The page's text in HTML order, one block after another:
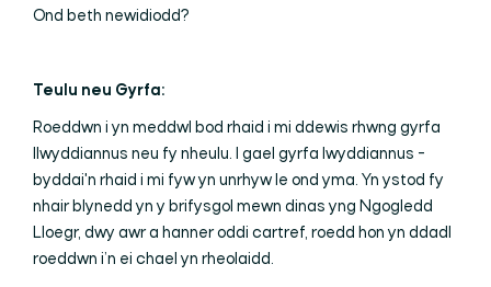
Ond beth newidiodd?
Teulu neu Gyrfa:
Roeddwn i yn meddwl bod rhaid i mi ddewis rhwng gyrfa
llwyddiannus neu fy nheulu. I gael gyrfa lwyddiannus -
byddai'n rhaid i mi fyw yn unrhyw le ond yma. Yn ystod fy
nhair blynedd yn y brifysgol mewn dinas yng Ngogledd
Lloegr, dwy awr a hanner oddi cartref, roedd hon yn ddadl
roeddwn i’n ei chael yn rheolaidd.